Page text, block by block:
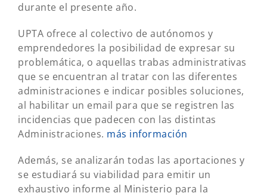
durante el presente año.
UPTA ofrece al colectivo de autónomos y
emprendedores la posibilidad de expresar su
problemática, o aquellas trabas administrativas
que se encuentran al tratar con las diferentes
administraciones e indicar posibles soluciones,
al habilitar un email para que se registren las
incidencias que padecen con las distintas
Administraciones. más información
Además, se analizarán todas las aportaciones y
se estudiará su viabilidad para emitir un
exhaustivo informe al Ministerio para la